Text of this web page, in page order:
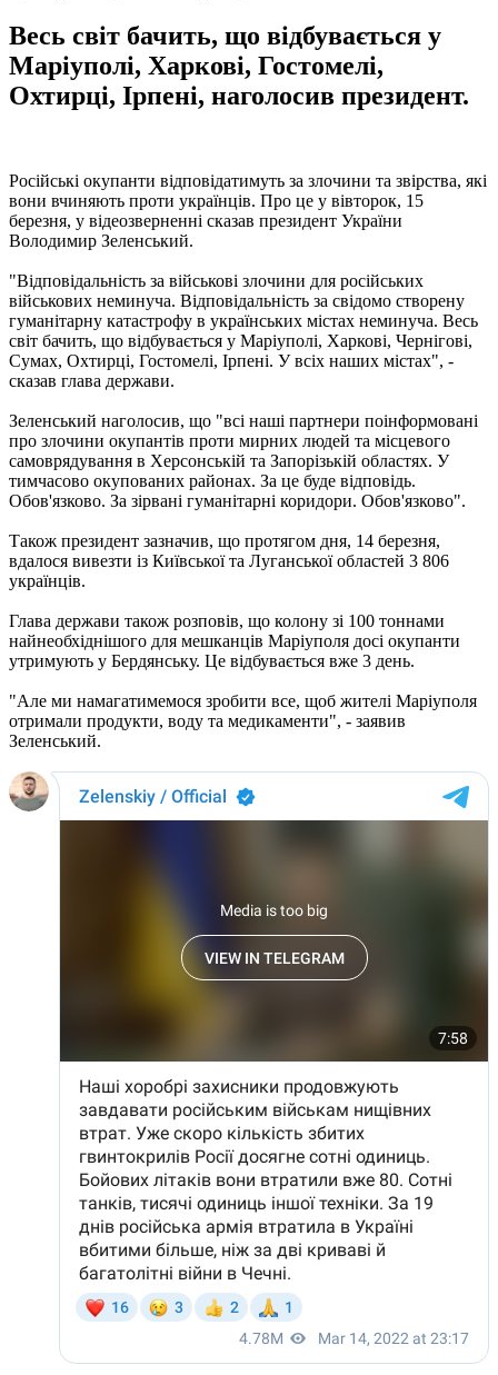
Весь світ бачить, що відбувається у
Маріуполі, Харкові, Гостомелі,
Охтирці, Ірпені, наголосив президент.
Російські окупанти відповідатимуть за злочини та звірства, які
вони вчиняють проти українців. Про це у вівторок, 15
березня, у відеозверненні сказав президент України
Володимир Зеленський.
"Відповідальність за військові злочини для російських
військових неминуча. Відповідальність за свідомо створену
гуманітарну катастрофу в українських містах неминуча. Весь
світ бачить, що відбувається у Маріуполі, Харкові, Чернігові,
Сумах, Охтирці, Гостомелі, Ірпені. У всіх наших містах", -
сказав глава держави.
Зеленський наголосив, що "всі наші партнери поінформовані
про злочини окупантів проти мирних людей та місцевого
самоврядування в Херсонській та Запорізькій областях. У
тимчасово окупованих районах. За це буде відповідь.
Обов'язково. За зірвані гуманітарні коридори. Обов'язково".
Також президент зазначив, що протягом дня, 14 березня,
вдалося вивезти із Київської та Луганської областей 3 806
українців.
Глава держави також розповів, що колону зі 100 тоннами
найнеобхіднішого для мешканців Маріуполя досі окупанти
утримують у Бердянську. Це відбувається вже 3 день.
"Але ми намагатимемося зробити все, щоб жителі Маріуполя
отримали продукти, воду та медикаменти", - заявив
Зеленський.